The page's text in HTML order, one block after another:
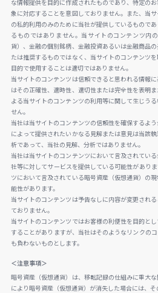
な情報提供を目的に作成されたものであり、特定の
象に対応することを意図しておりません。また、当
の私的利用のみのために当社が提供しているもので
るものではありません。当サイトのコンテンツ内
貨）、金融の個別銘柄、金融投資あるいは金融商品
たは推奨するものではなく、当サイトのコンテンツ
目的で使用することは適切ではありません。
当サイトのコンテンツは信頼できると思われる情報
はその正確性、適時性、適切性または完全性を表明
よる当サイトのコンテンツの利用等に関して生じう
せん。
当社は当サイトのコンテンツの信頼性を確保するよ
によって提供されたいかなる見解または意見は当該
析であって、当社の見解、分析ではありません。
当社は当サイトのコンテンツにおいて言及されてい
社等に対してサービスを提供している可能性があり
ツにおいて言及されている暗号資産（仮想通貨）の
能性があります。
当サイトのコンテンツは予告なしに内容が変更され
ておりません。
当サイトのコンテンツではお客様の利便性を目的と
することがありますが、当社はそのようなリンクの
も負わないものとします。
＜注意事項＞
暗号資産（仮想通貨）は、移転記録の仕組みに重大
により暗号資産（仮想通貨）が消失した場合には、そ